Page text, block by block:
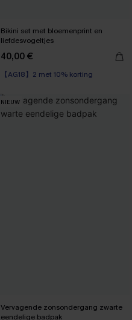
Bikini set met bloemenprint en
liefdesvogeltjes
40,00 €
【AG18】2 met 10% korting
High Waist
NIEUW
Vervagende zonsondergang zwarte
eendelige badpak